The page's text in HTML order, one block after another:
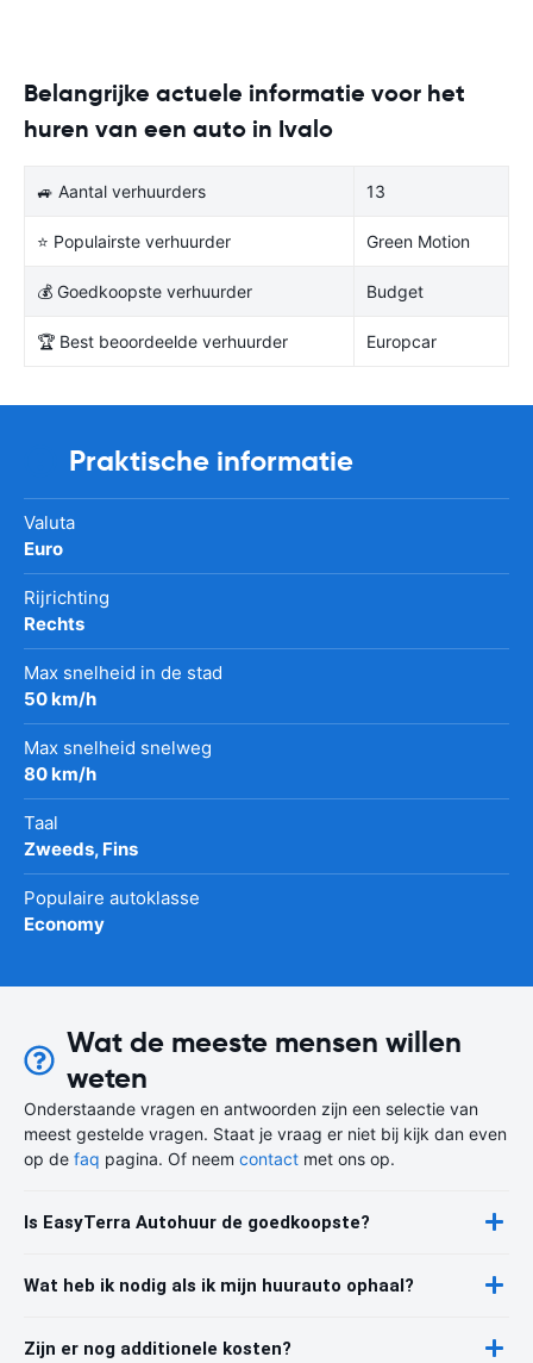
Belangrijke actuele informatie voor het
huren van een auto in Ivalo
🚙 Aantal verhuurders 13
⭐ Populairste verhuurder Green Motion
💰 Goedkoopste verhuurder Budget
🏆 Best beoordeelde verhuurder Europcar
Praktische informatie
Valuta
Euro
Rijrichting
Rechts
Max snelheid in de stad
50 km/h
Max snelheid snelweg
80 km/h
Taal
Zweeds, Fins
Populaire autoklasse
Economy
Wat de meeste mensen willen
weten
Onderstaande vragen en antwoorden zijn een selectie van
meest gestelde vragen. Staat je vraag er niet bij kijk dan even
op de faq pagina. Of neem contact met ons op.
Is EasyTerra Autohuur de goedkoopste?
Wat heb ik nodig als ik mijn huurauto ophaal?
Zijn er nog additionele kosten?